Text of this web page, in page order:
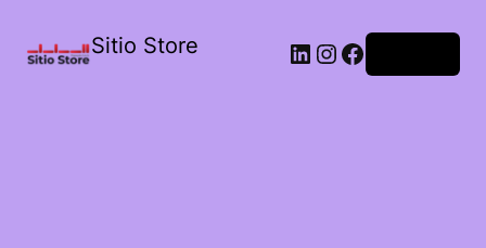
Sitio Store